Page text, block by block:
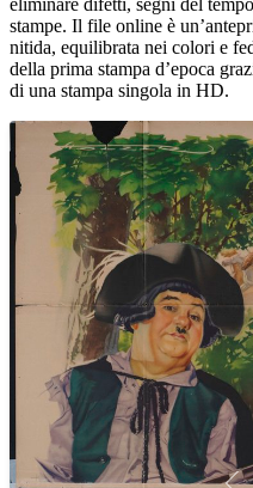
stampe. Il file online è
nitida, equilibrata nei colori e
della prima stampa d’epoca
di una stampa singola in HD.